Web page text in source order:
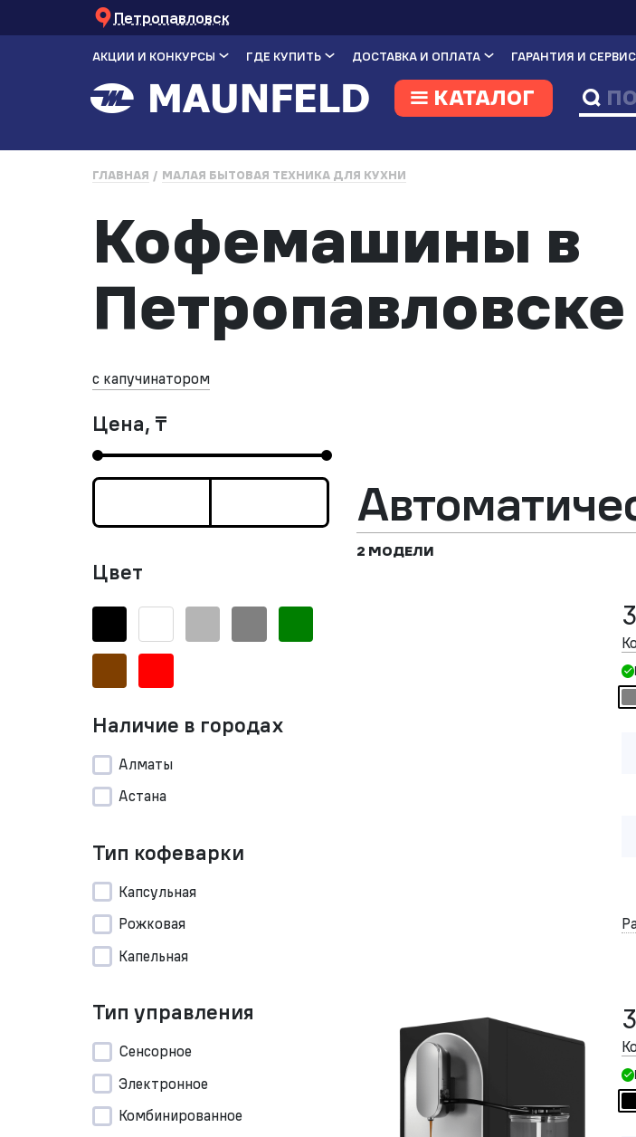
Петропавловск
АКЦИИ И КОНКУРСЫ ГДЕ КУПИТЬ ДОСТАВКА И ОПЛАТА ГАРАНТИЯ И СЕРВИС
КАТАЛОГ
ГЛАВНАЯ МАЛАЯ БЫТОВАЯ ТЕХНИКА ДЛЯ КУХНИ
Кофемашины в
Петропавловске
с капучинатором
Цена, ₸
Цвет
Наличие в городах
Алматы
Астана
Тип кофеварки
Капсульная
Рожковая
Капельная
Тип управления
Сенсорное
Электронное
Комбинированное
2 МОДЕЛИ